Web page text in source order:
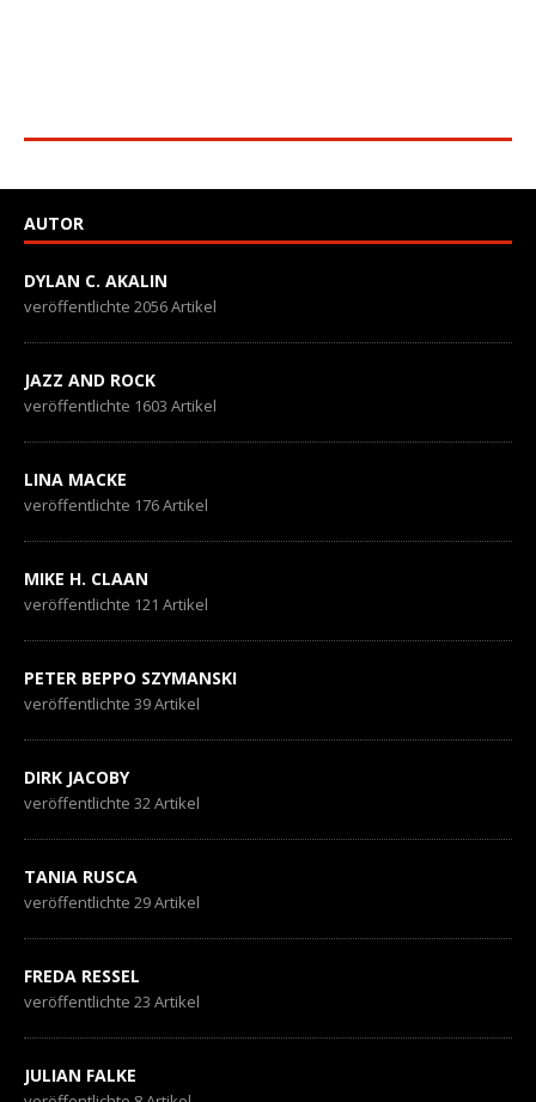
AUTOR
DYLAN C. AKALIN
veröffentlichte 2056 Artikel
JAZZ AND ROCK
veröffentlichte 1603 Artikel
LINA MACKE
veröffentlichte 176 Artikel
MIKE H. CLAAN
veröffentlichte 121 Artikel
PETER BEPPO SZYMANSKI
veröffentlichte 39 Artikel
DIRK JACOBY
veröffentlichte 32 Artikel
TANIA RUSCA
veröffentlichte 29 Artikel
FREDA RESSEL
veröffentlichte 23 Artikel
JULIAN FALKE